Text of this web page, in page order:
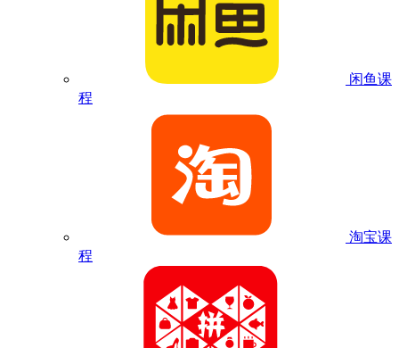
闲鱼课
程
淘宝课
程